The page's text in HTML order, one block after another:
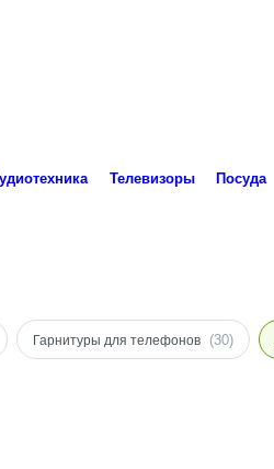
Телевизоры Посуда
Гарнитуры для телефонов (30)